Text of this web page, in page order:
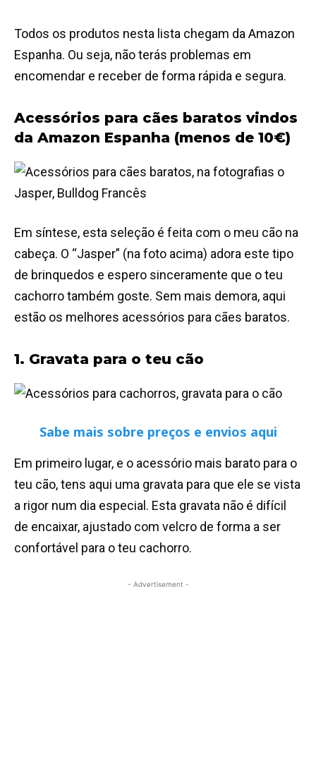
Todos os produtos nesta lista chegam da Amazon
Espanha. Ou seja, não terás problemas em
encomendar e receber de forma rápida e segura.
Acessórios para cães baratos vindos
da Amazon Espanha (menos de 10€)
Em síntese, esta seleção é feita com o meu cão na
cabeça. O “Jasper” (na foto acima) adora este tipo
de brinquedos e espero sinceramente que o teu
cachorro também goste. Sem mais demora, aqui
estão os melhores acessórios para cães baratos.
1. Gravata para o teu cão
Sabe mais sobre preços e envios aqui
Em primeiro lugar, e o acessório mais barato para o
teu cão, tens aqui uma gravata para que ele se vista
a rigor num dia especial. Esta gravata não é difícil
de encaixar, ajustado com velcro de forma a ser
confortável para o teu cachorro.
- Advertisement -